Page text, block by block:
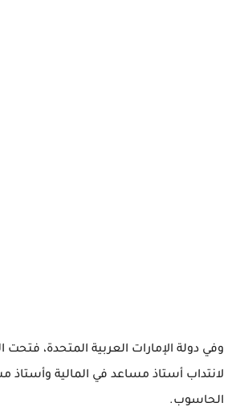
وفي دولة الإمارات العربية المتحدة، فتحت
لانتداب أستاذ مساعد في المالية وأستاذ
الحاسوب.